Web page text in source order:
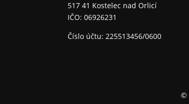
517 41 Kostelec nad Orlicí
IČO: 06926231
Číslo účtu: 225513456/0600
©